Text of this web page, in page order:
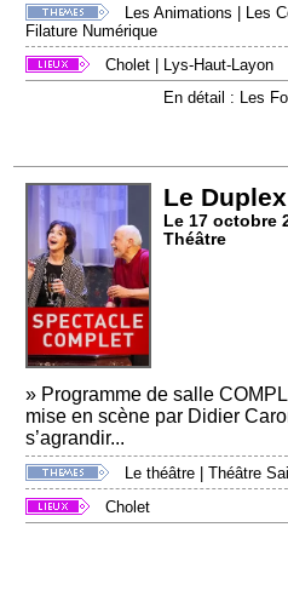
Les Animations Les
Filature Numérique
Cholet
Lys-Haut-Layon
En détail : Les
Le Duplex
Le 17 octobre
Théâtre
» Programme de salle
mise en scène par Didier
s’agrandir...
Le théâtre |Théâtre
Cholet